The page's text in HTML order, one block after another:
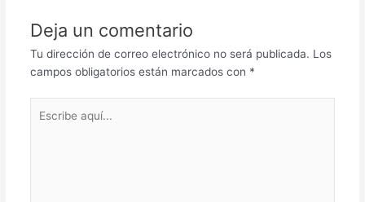
Deja un comentario
Tu dirección de correo electrónico no será publicada. Los
campos obligatorios están marcados con *
aquí...